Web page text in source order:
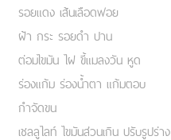
รอยแดง เส้นเลือดฟอย
ฝ้า กระ รอยดำ ปาน
ต่อมไขมัน ไฝ ขี้แมลงวัน หูด
ร่องแก้ม ร่องน้ำตา แก้มตอบ
กำจัดขน
เชลลูไลท์ ไขมันส่วนเกิน ปรับรูปร่าง